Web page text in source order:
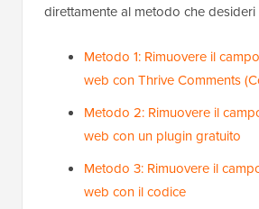
direttamente al metodo che desideri
Metodo 1: Rimuovere il
web con Thrive Comments
Metodo 2: Rimuovere il
web con un plugin gratuito
Metodo 3: Rimuovere il
web con il codice